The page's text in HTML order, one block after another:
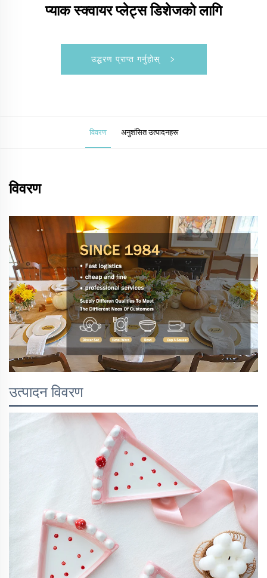
प्याक स्क्वायर प्लेट्स डिशेजको लागि
उद्धरण प्राप्त गर्नुहोस्
विवरण अनुशंसित उत्पादनहरू
विवरण
उत्पादन विवरण